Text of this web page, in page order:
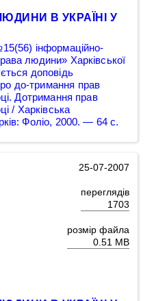
В УКРАЇНІ У
інформаційно-
людини» Харківської
доповідь
до-тримання прав
Дотримання прав
/ Харківська
Фоліо, 2000. — 64 с.
25-07-2007
переглядів
1703
розмір файла
0.51 MB